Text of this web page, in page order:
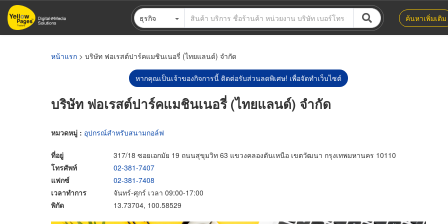
ข้าม
ไป
ธุรกิจ ค้นหาเพิ่มเติม
หน้าแรก > บริษัท ฟอเรสต์ปาร์คแมชินเนอรี่ (ไทยแลนด์) จำกัด
หากคุณเป็นเจ้าของกิจการนี้ ติดต่อรับส่วนลดพิเศษ! เพื่อจัดทำเว็บไซต์
บริษัท ฟอเรสต์ปาร์คแมชินเนอรี่ (ไทยแลนด์) จำกัด
หมวดหมู่ : อุปกรณ์สำหรับสนามกอล์ฟ
ที่อยู่
317/18 ซอยเอกมัย 19 ถนนสุขุมวิท 63 แขวงคลองตันเหนือ เขตวัฒนา กรุงเทพมหานคร 10110
โทรศัพท์
02-381-7407
แฟกซ์
02-381-7408
เวลาทำการ
จันทร์-ศุกร์ เวลา 09:00-17:00
พิกัด
13.73704, 100.58529